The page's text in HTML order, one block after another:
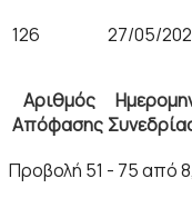
126 27/05/
Αριθμός
Απόφασης
Προβολή 51 - 75 από